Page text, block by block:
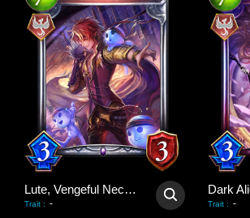
Lute, Vengeful Necromancer
Trait : - Trait : -